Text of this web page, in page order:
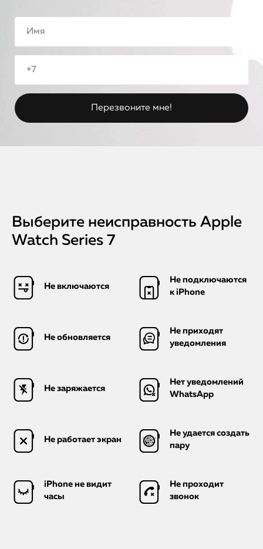
Выберите неисправность Apple
Watch Series 7
Не включаются
Не подключаются
к iPhone
Не обновляется
Не приходят
уведомления
Не заряжается
Нет уведомлений
WhatsApp
Не работает экран
Не удается создать
пару
iPhone не видит
часы
Не проходит
звонок